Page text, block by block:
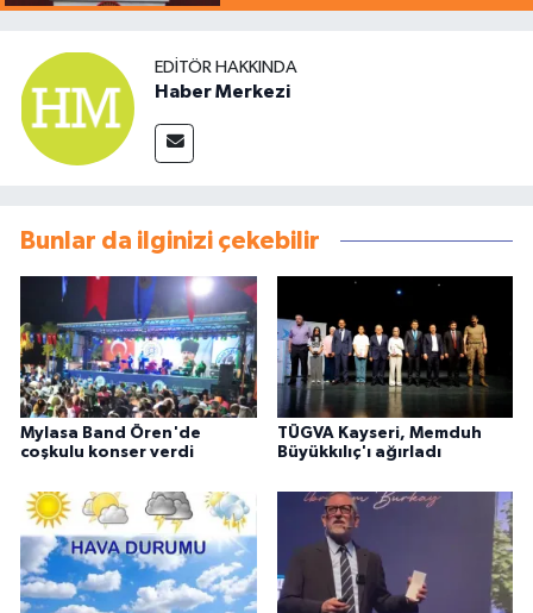
EDITÖR HAKKINDA
Haber Merkezi
Bunlar da ilginizi çekebilir
Mylasa Band Ören'de
coşkulu konser verdi
TÜGVA Kayseri, Memduh
Büyükkılıç'ı ağırladı